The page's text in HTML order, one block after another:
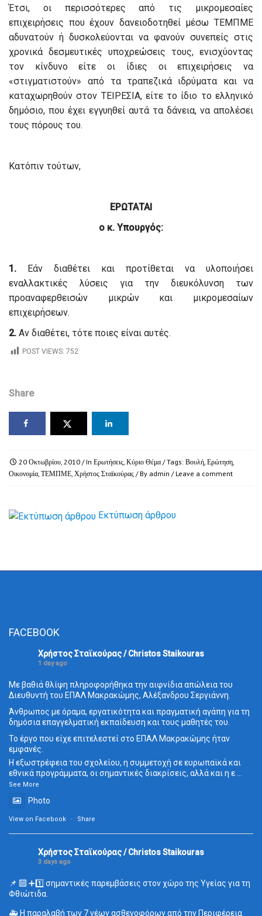
Έτσι, οι περισσότερες από τις μικρομεσαίες
επιχειρήσεις που έχουν δανειοδοτηθεί μέσω ΤΕΜΠΜΕ
αδυνατούν ή δυσκολεύονται να φανούν συνεπείς στις
χρονικά δεσμευτικές υποχρεώσεις τους, ενισχύοντας
τον κίνδυνο είτε οι ίδιες οι επιχειρήσεις να
«στιγματιστούν» από τα τραπεζικά ιδρύματα και να
καταχωρηθούν στον ΤΕΙΡΕΣΙΑ, είτε το ίδιο το ελληνικό
δημόσιο, που έχει εγγυηθεί αυτά τα δάνεια, να απολέσει
τους πόρους του.
Κατόπιν τούτων,
ΕΡΩΤΑΤΑΙ
ο κ. Υπουργός:
1. Εάν διαθέτει και προτίθεται να υλοποιήσει
εναλλακτικές λύσεις για την διευκόλυνση των
προαναφερθεισών μικρών και μικρομεσαίων
επιχειρήσεων.
2. Αν διαθέτει, τότε ποιες είναι αυτές.
POST VIEWS: 752
Share
20 Οκτωβρίου, 2010 / In Ερωτήσεις, Κύριο Θέμα / Tags: Βουλή, Ερώτηση,
Οικονομία, ΤΕΜΠΜΕ, Χρήστος Σταϊκούρας / By admin / Leave a comment
Εκτύπωση άρθρου
FACEBOOK
Χρήστος Σταϊκούρας / Christos Staikouras
1 day ago
Με βαθιά θλίψη πληροφορήθηκα την αιφνίδια απώλεια του
Διευθυντή του ΕΠΑΛ Μακρακώμης, Αλέξανδρου Σεργιάννη.
Άνθρωπος με όραμα, εργατικότητα και πραγματική αγάπη για τη
δημόσια επαγγελματική εκπαίδευση και τους μαθητές του.
Το έργο που είχε επιτελεστεί στο ΕΠΑΛ Μακρακώμης ήταν
εμφανές.
Η εξωστρέφεια του σχολείου, η συμμετοχή σε ευρωπαϊκά και
εθνικά προγράμματα, οι σημαντικές διακρίσεις, αλλά και η ε
See More
Photo
View on Facebook · Share
Χρήστος Σταϊκούρας / Christos Staikouras
3 days ago
📌 🔟 ➕1️⃣ σημαντικές παρεμβάσεις στον χώρο της Υγείας για τη
Φθιώτιδα.
🚑 Η παραλαβή των 7 νέων ασθενοφόρων από την Περιφέρεια